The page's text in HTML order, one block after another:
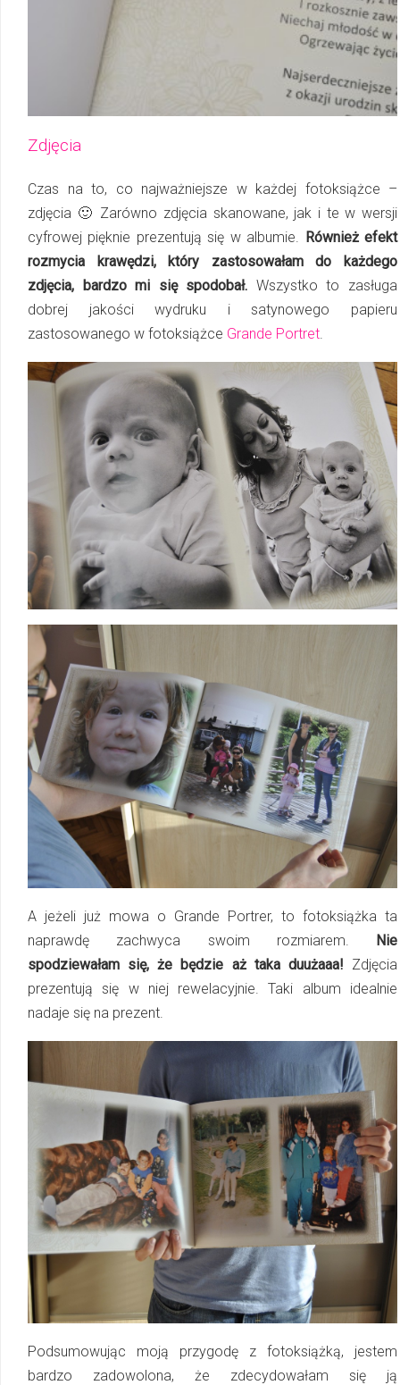
Zdjęcia
Czas na to, co najważniejsze w każdej fotoksiążce –
zdjęcia 🙂 Zarówno zdjęcia skanowane, jak i te w wersji
cyfrowej pięknie prezentują się w albumie. Również efekt
rozmycia krawędzi, który zastosowałam do każdego
zdjęcia, bardzo mi się spodobał. Wszystko to zasługa
dobrej jakości wydruku i satynowego papieru
zastosowanego w fotoksiążce Grande Portret.
A jeżeli już mowa o Grande Portrer, to fotoksiążka ta
naprawdę zachwyca swoim rozmiarem.
Nie
spodziewałam się, że będzie aż taka duużaaa! Zdjęcia
prezentują się w niej rewelacyjnie. Taki album idealnie
nadaje się na prezent.
Podsumowując moją przygodę z fotoksiążką, jestem
bardzo zadowolona, że zdecydowałam się ją